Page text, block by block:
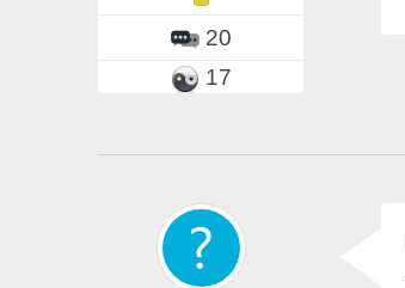
20
17